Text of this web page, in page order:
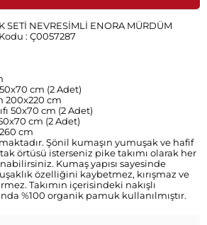
SETİ NEVRESİMLİ ENORA MÜRDÜM
: Ç0057287
50x70 cm (2 Adet)
200x220 cm
50x70 cm (2 Adet)
50x70 cm (2 Adet)
cm
Şönil kumaşın yumuşak ve hafif
örtüsü isterseniz pike takımı olarak her
Kumaş yapısı sayesinde
özelliğini kaybetmez, kırışmaz ve
Takımın içerisindeki nakışlı
%100 organik pamuk kullanılmıştır.